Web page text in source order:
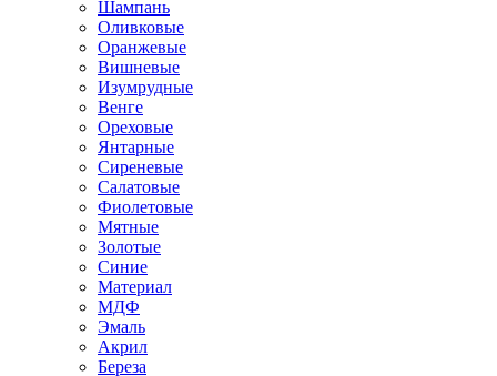
Шампань
Оливковые
Оранжевые
Вишневые
Изумрудные
Венге
Ореховые
Янтарные
Сиреневые
Салатовые
Фиолетовые
Мятные
Золотые
Синие
Материал
МДФ
Эмаль
Акрил
Береза